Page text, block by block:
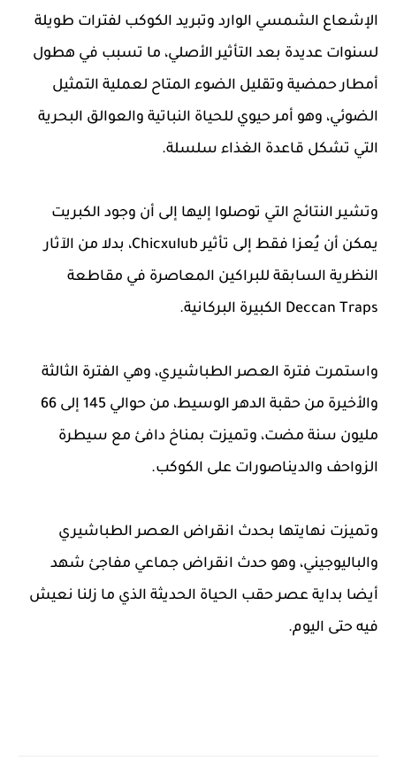
الإشعاع الشمسي الوارد وتبريد الكوكب لفترات طويلة
لسنوات عديدة بعد التأثير الأصلي، ما تسبب في هطول
أمطار حمضية وتقليل الضوء المتاح لعملية التمثيل
الضوئي، وهو أمر حيوي للحياة النباتية والعوالق البحرية
التي تشكل قاعدة الغذاء سلسلة.
وتشير النتائج التي توصلوا إليها إلى أن وجود الكبريت
يمكن أن يُعزا فقط إلى تأثير Chicxulub، بدلا من الآثار
النظرية السابقة للبراكين المعاصرة في مقاطعة
Deccan Traps الكبيرة البركانية.
واستمرت فترة العصر الطباشيري، وهي الفترة الثالثة
والأخيرة من حقبة الدهر الوسيط، من حوالي 145 إلى 66
مليون سنة مضت، وتميزت بمناخ دافئ مع سيطرة
الزواحف والديناصورات على الكوكب.
وتميزت نهايتها بحدث انقراض العصر الطباشيري
والباليوجيني، وهو حدث انقراض جماعي مفاجئ شهد
أيضا بداية عصر حقب الحياة الحديثة الذي ما زلنا نعيش
فيه حتى اليوم.